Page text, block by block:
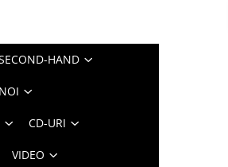
HAND
CD-URI
VIDEO